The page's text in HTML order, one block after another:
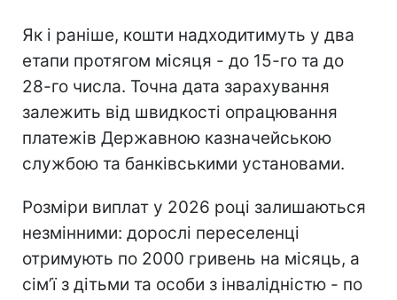
Як і раніше, кошти надходитимуть у два
етапи протягом місяця - до 15-го та до
28-го числа. Точна дата зарахування
залежить від швидкості опрацювання
платежів Державною казначейською
службою та банківськими установами.
Розміри виплат у 2026 році залишаються
незмінними: дорослі переселенці
отримують по 2000 гривень на місяць, а
сімʼї з дітьми та особи з інвалідністю - по